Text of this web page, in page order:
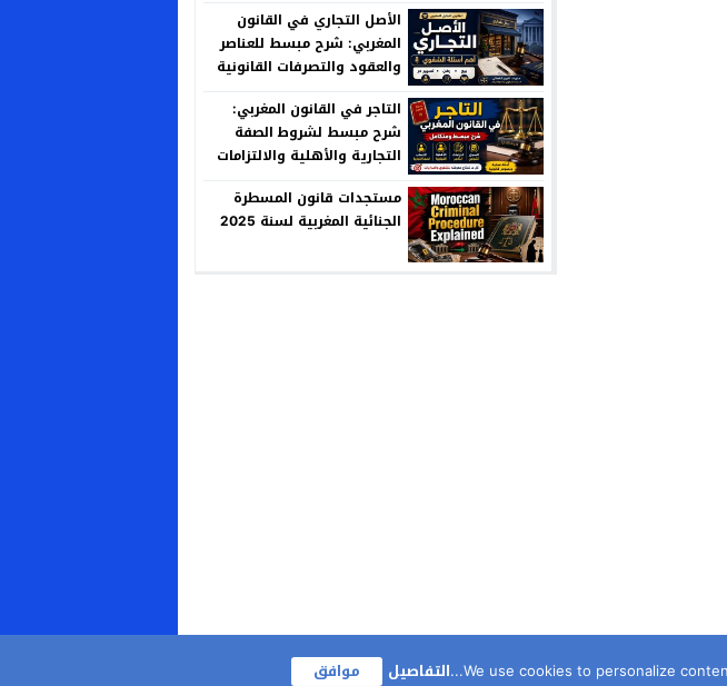
الأصل التجاري في القانون
المغربي: شرح مبسط للعناصر
والعقود والتصرفات القانونية
التاجر في القانون المغربي:
شرح مبسط لشروط الصفة
التجارية والأهلية والالتزامات
مستجدات قانون المسطرة
الجنائية المغربية لسنة 2025
We use cookies to personalize التفاصيل موافق